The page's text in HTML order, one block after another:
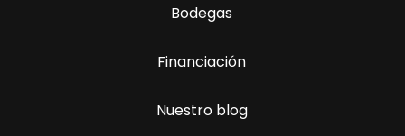
Bodegas
Financiación
Nuestro blog